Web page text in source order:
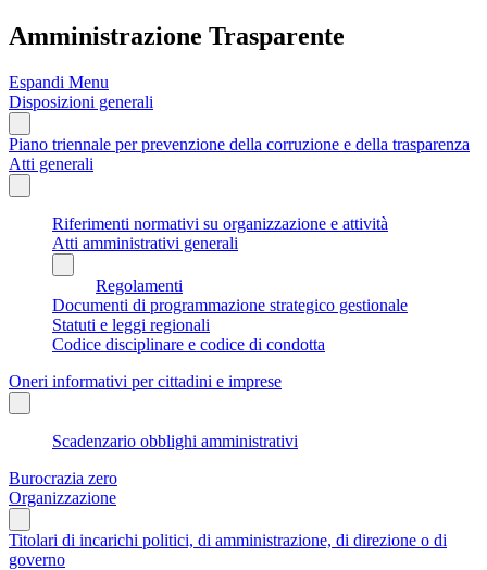
Amministrazione Trasparente
Espandi Menu
Disposizioni generali
Piano triennale per prevenzione della corruzione e della trasparenza
Atti generali
Riferimenti normativi su organizzazione e attività
Atti amministrativi generali
Regolamenti
Documenti di programmazione strategico gestionale
Statuti e leggi regionali
Codice disciplinare e codice di condotta
Oneri informativi per cittadini e imprese
Scadenzario obblighi amministrativi
Burocrazia zero
Organizzazione
Titolari di incarichi politici, di amministrazione, di direzione o di
governo